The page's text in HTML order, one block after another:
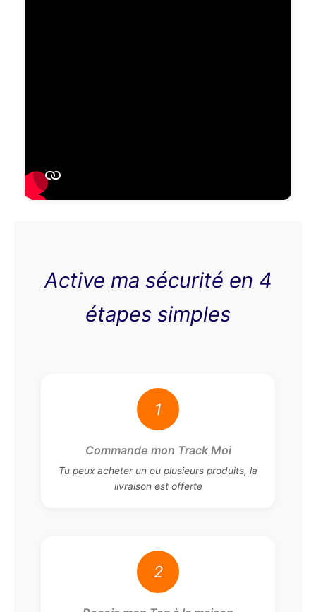
Active ma sécurité en 4
étapes simples
1
Commande mon Track Moi
Tu peux acheter un ou plusieurs produits, la
livraison est offerte
2